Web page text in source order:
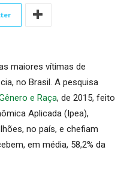
maiores vítimas de
no Brasil. A pesquisa
e Raça, de 2015, feito
Aplicada (Ipea),
no país, e chefiam
em média, 58,2% da